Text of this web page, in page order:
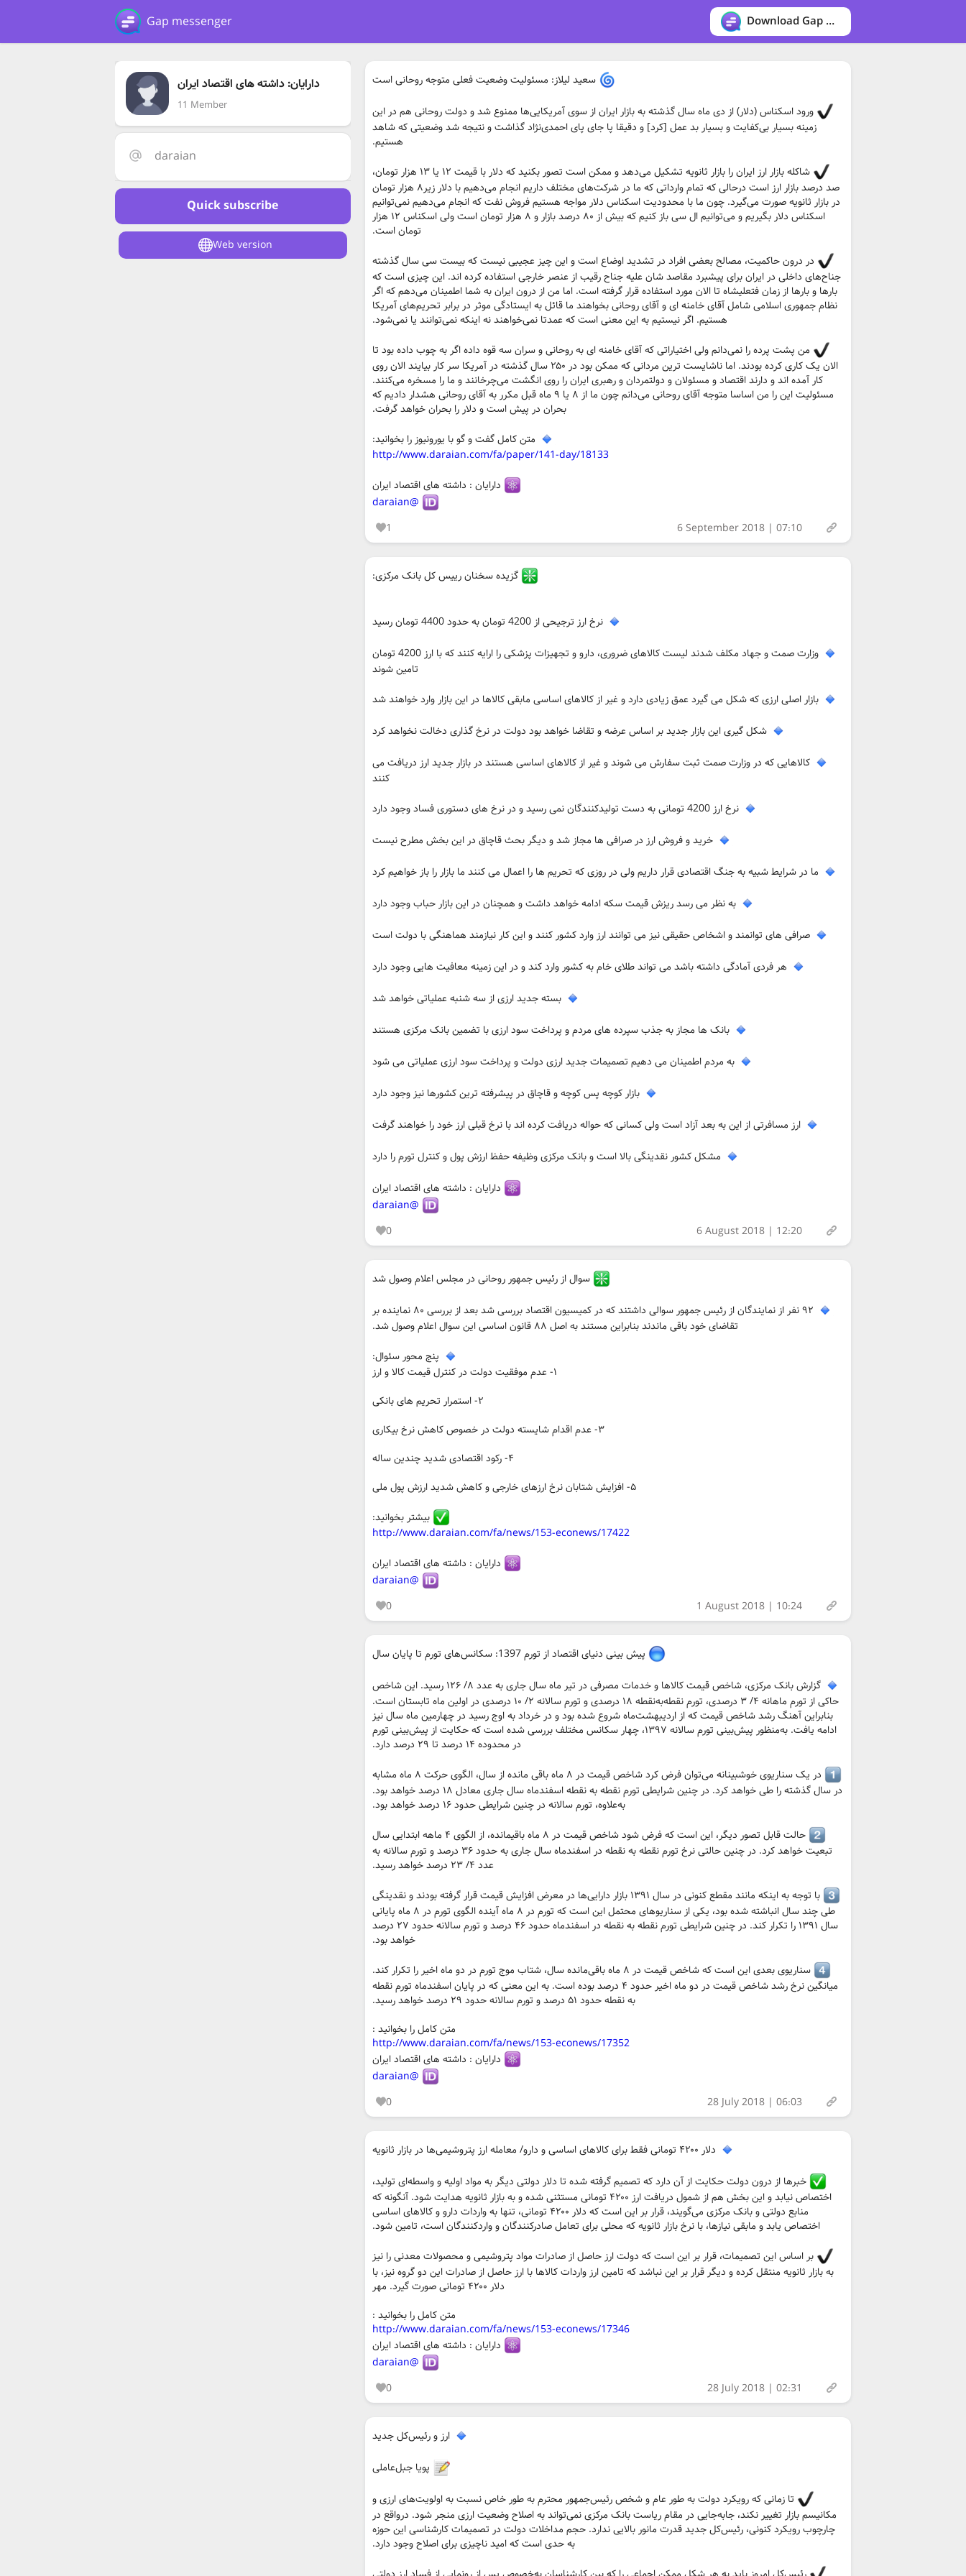
Gap messenger Download Gap messenger
دارایان: داشته های اقتصاد ایران
11 Member
daraian
Quick subscribe
Web version
سعید لیلاز: مسئولیت وضعیت فعلی متوجه روحانی است
ورود اسکناس (دلار) از دی ماه سال گذشته به بازار ایران از سوی آمریکایی‌ها ممنوع شد و دولت روحانی هم در این
زمینه بسیار بی‌کفایت و بسیار بد عمل [کرد] و دقیقا پا جای پای احمدی‌نژاد گذاشت و نتیجه شد وضعیتی که شاهد
هستیم.
شاکله بازار ارز ایران را بازار ثانویه تشکیل می‌دهد و ممکن است تصور بکنید که دلار با قیمت ۱۲ یا ۱۳ هزار تومان،
صد درصد بازار ارز است درحالی که تمام وارداتی که ما در شرکت‌های مختلف داریم انجام می‌دهیم با دلار زیر۸ هزار تومان
در بازار ثانویه صورت می‌گیرد. چون ما با محدودیت اسکناس دلار مواجه هستیم فروش نفت که انجام می‌دهیم نمی‌توانیم
اسکناس دلار بگیریم و می‌توانیم ال سی باز کنیم که بیش از ۸۰ درصد بازار و ۸ هزار تومان است ولی اسکناس ۱۲ هزار
تومان است.
در درون حاکمیت، مصالح بعضی افراد در تشدید اوضاع است و این چیز عجیبی نیست که بیست سی سال گذشته
جناح‌های داخلی در ایران برای پیشبرد مقاصد شان علیه جناح رقیب از عنصر خارجی استفاده کرده اند. این چیزی است که
بارها و بارها از زمان فتعلیشاه تا الان مورد استفاده قرار گرفته است. اما من از درون ایران به شما اطمینان می‌دهم که اگر
نظام جمهوری اسلامی شامل آقای خامنه ای و آقای روحانی بخواهند ما قائل به ایستادگی موثر در برابر تحریم‌های آمریکا
هستیم. اگر نیستیم به این معنی است که عمدتا نمی‌خواهند نه اینکه نمی‌توانند یا نمی‌شود.
من پشت پرده را نمی‌دانم ولی اختیاراتی که آقای خامنه ای به روحانی و سران سه قوه داده اگر به چوب داده بود تا
الان یک کاری کرده بودند. اما ناشایست ترین مردانی که ممکن بود در ۲۵۰ سال گذشته در آمریکا سر کار بیایند الان روی
کار آمده اند و دارند اقتصاد و مسئولان و دولتمردان و رهبری ایران را روی انگشت می‌چرخانند و ما را مسخره می‌کنند.
مسئولیت این را من اساسا متوجه آقای روحانی می‌دانم چون ما از ۸ یا ۹ ماه قبل مکرر به آقای روحانی هشدار دادیم که
بحران در پیش است و دلار را بحران خواهد گرفت.
متن کامل گفت و گو با یورونیوز را بخوانید:
http://www.daraian.com/fa/paper/141-day/18133
دارایان : داشته های اقتصاد ایران
@daraian
1
6 September 2018 | 07:10
گزیده سخنان رییس کل بانک مرکزی:
نرخ ارز ترجیحی از 4200 تومان به حدود 4400 تومان رسید
وزارت صمت و جهاد مکلف شدند لیست کالاهای ضروری، دارو و تجهیزات پزشکی را ارایه کنند که با ارز 4200 تومان
تامین شوند
بازار اصلی ارزی که شکل می گیرد عمق زیادی دارد و غیر از کالاهای اساسی مابقی کالاها در این بازار وارد خواهند شد
شکل گیری این بازار جدید بر اساس عرضه و تقاضا خواهد بود دولت در نرخ گذاری دخالت نخواهد کرد
کالاهایی که در وزارت صمت ثبت سفارش می شوند و غیر از کالاهای اساسی هستند در بازار جدید ارز دریافت می
کنند
نرخ ارز 4200 تومانی به دست تولیدکنندگان نمی رسید و در نرخ های دستوری فساد وجود دارد
خرید و فروش ارز در صرافی ها مجاز شد و دیگر بحث قاچاق در این بخش مطرح نیست
ما در شرایط شبیه به جنگ اقتصادی قرار داریم ولی در روزی که تحریم ها را اعمال می کنند ما بازار را باز خواهیم کرد
به نظر می رسد ریزش قیمت سکه ادامه خواهد داشت و همچنان در این بازار حباب وجود دارد
صرافی های توانمند و اشخاص حقیقی نیز می توانند ارز وارد کشور کنند و این کار نیازمند هماهنگی با دولت است
هر فردی آمادگی داشته باشد می تواند طلای خام به کشور وارد کند و در این زمینه معافیت هایی وجود دارد
بسته جدید ارزی از سه شنبه عملیاتی خواهد شد
بانک ها مجاز به جذب سپرده های مردم و پرداخت سود ارزی با تضمین بانک مرکزی هستند
به مردم اطمینان می دهیم تصمیمات جدید ارزی دولت و پرداخت سود ارزی عملیاتی می شود
بازار کوچه پس کوچه و قاچاق در پیشرفته ترین کشورها نیز وجود دارد
ارز مسافرتی از این به بعد آزاد است ولی کسانی که حواله دریافت کرده اند با نرخ قبلی ارز خود را خواهند گرفت
مشکل کشور نقدینگی بالا است و بانک مرکزی وظیفه حفظ ارزش پول و کنترل تورم را دارد
دارایان : داشته های اقتصاد ایران
@daraian
0
6 August 2018 | 12:20
سوال از رئیس جمهور روحانی در مجلس اعلام وصول شد
۹۲ نفر از نمایندگان از رئیس جمهور سوالی داشتند که در کمیسیون اقتصاد بررسی شد بعد از بررسی ۸۰ نماینده بر
تقاضای خود باقی ماندند بنابراین مستند به اصل ۸۸ قانون اساسی این سوال اعلام وصول شد.
پنج محور سئوال:
۱- عدم موفقیت دولت در کنترل قیمت کالا و ارز
۲- استمرار تحریم های بانکی
۳- عدم اقدام شایسته دولت در خصوص کاهش نرخ بیکاری
۴- رکود اقتصادی شدید چندین ساله
۵- افزایش شتابان نرخ ارزهای خارجی و کاهش شدید ارزش پول ملی
بیشتر بخوانید:
http://www.daraian.com/fa/news/153-econews/17422
دارایان : داشته های اقتصاد ایران
@daraian
0
1 August 2018 | 10:24
پیش بینی دنیای اقتصاد از تورم 1397: سکانس‌های تورم تا پایان سال
گزارش بانک مرکزی، شاخص قیمت کالاها و خدمات مصرفی در تیر ماه سال جاری به عدد ۸/ ۱۲۶ رسید. این شاخص
حاکی از تورم ماهانه ۴/ ۳ درصدی، تورم نقطه‌به‌نقطه ۱۸ درصدی و تورم سالانه ۲/ ۱۰ درصدی در اولین ماه تابستان است.
بنابراین آهنگ رشد شاخص قیمت که از اردیبهشت‌ماه شروع شده بود و در خرداد به اوج رسید در چهارمین ماه سال نیز
ادامه یافت. به‌منظور پیش‌بینی تورم سالانه ۱۳۹۷، چهار سکانس مختلف بررسی شده است که حکایت از پیش‌بینی تورم
در محدوده ۱۴ درصد تا ۲۹ درصد دارد.
در یک سناریوی خوشبینانه می‌توان فرض کرد شاخص قیمت در ۸ ماه باقی مانده از سال، الگوی حرکت ۸ ماه مشابه
در سال گذشته را طی خواهد کرد. در چنین شرایطی تورم نقطه به نقطه اسفندماه سال جاری معادل ۱۸ درصد خواهد بود.
به‌علاوه، تورم سالانه در چنین شرایطی حدود ۱۶ درصد خواهد بود.
حالت قابل تصور دیگر، این است که فرض شود شاخص قیمت در ۸ ماه باقیمانده، از الگوی ۴ ماهه ابتدایی سال
تبعیت خواهد کرد. در چنین حالتی نرخ تورم نقطه به نقطه در اسفندماه سال جاری به حدود ۳۶ درصد و تورم سالانه به
عدد ۴/ ۲۳ درصد خواهد رسید.
با توجه به اینکه مانند مقطع کنونی در سال ۱۳۹۱ بازار دارایی‌ها در معرض افزایش قیمت قرار گرفته بودند و نقدینگی
طی چند سال انباشته شده بود، یکی از سناریوهای محتمل این است که تورم در ۸ ماه آینده الگوی تورم در ۸ ماه پایانی
سال ۱۳۹۱ را تکرار کند. در چنین شرایطی تورم نقطه به نقطه در اسفندماه حدود ۴۶ درصد و تورم سالانه حدود ۲۷ درصد
خواهد بود.
سناریوی بعدی این است که شاخص قیمت در ۸ ماه باقی‌مانده سال، شتاب موج تورم در دو ماه اخیر را تکرار کند.
میانگین نرخ رشد شاخص قیمت در دو ماه اخیر حدود ۴ درصد بوده است. به این معنی که در پایان اسفندماه تورم نقطه
به نقطه حدود ۵۱ درصد و تورم سالانه حدود ۲۹ درصد خواهد رسید.
متن کامل را بخوانید :
http://www.daraian.com/fa/news/153-econews/17352
دارایان : داشته های اقتصاد ایران
@daraian
0
28 July 2018 | 06:03
دلار ۴۲۰۰ تومانی فقط برای کالاهای اساسی و دارو/ معامله ارز پتروشیمی‌ها در بازار ثانویه
خبرها از درون دولت حکایت از آن دارد که تصمیم گرفته شده تا دلار دولتی دیگر به مواد اولیه و واسطه‌ای تولید،
اختصاص نیابد و این بخش هم از شمول دریافت ارز ۴۲۰۰ تومانی مستثنی شده و به بازار ثانویه هدایت شود. آنگونه که
منابع دولتی و بانک مرکزی می‌گویند، قرار بر این است که دلار ۴۲۰۰ تومانی، تنها به واردات دارو و کالاهای اساسی
اختصاص یابد و مابقی نیازها، با نرخ بازار ثانویه که محلی برای تعامل صادرکنندگان و واردکنندگان است، تامین شود.
بر اساس این تصمیمات، قرار بر این است که دولت ارز حاصل از صادرات مواد پتروشیمی و محصولات معدنی را نیز
به بازار ثانویه منتقل کرده و دیگر قرار بر این نباشد که تامین ارز واردات کالاها با ارز حاصل از صادرات این دو گروه نیز، با
دلار ۴۲۰۰ تومانی صورت گیرد. مهر
متن کامل را بخوانید :
http://www.daraian.com/fa/news/153-econews/17346
دارایان : داشته های اقتصاد ایران
@daraian
0
28 July 2018 | 02:31
ارز و رئیس‌کل جدید
پویا جبل‌عاملی
تا زمانی که رویکرد دولت به طور عام و شخص رئیس‌جمهور محترم به طور خاص نسبت به اولویت‌های ارزی و
مکانیسم بازار تغییر نکند، جابه‌جایی در مقام ریاست بانک مرکزی نمی‌تواند به اصلاح وضعیت ارزی منجر شود. درواقع در
چارچوب رویکرد کنونی، رئیس‌کل جدید قدرت مانور بالایی ندارد. حجم مداخلات دولت در تصمیمات کارشناسی این حوزه
به حدی است که امید ناچیزی برای اصلاح وجود دارد.